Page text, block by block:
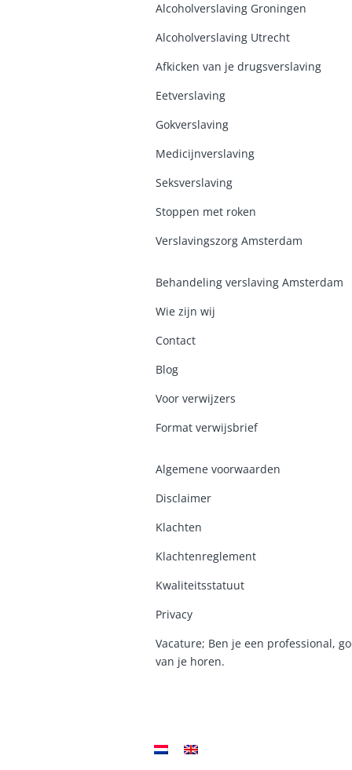
Alcoholverslaving Groningen
Alcoholverslaving Utrecht
Afkicken van je drugsverslaving
Eetverslaving
Gokverslaving
Medicijnverslaving
Seksverslaving
Stoppen met roken
Verslavingszorg Amsterdam
Behandeling verslaving Amsterdam
Wie zijn wij
Contact
Blog
Voor verwijzers
Format verwijsbrief
Algemene voorwaarden
Disclaimer
Klachten
Klachtenreglement
Kwaliteitsstatuut
Privacy
Vacature; Ben je een professional,
van je horen.